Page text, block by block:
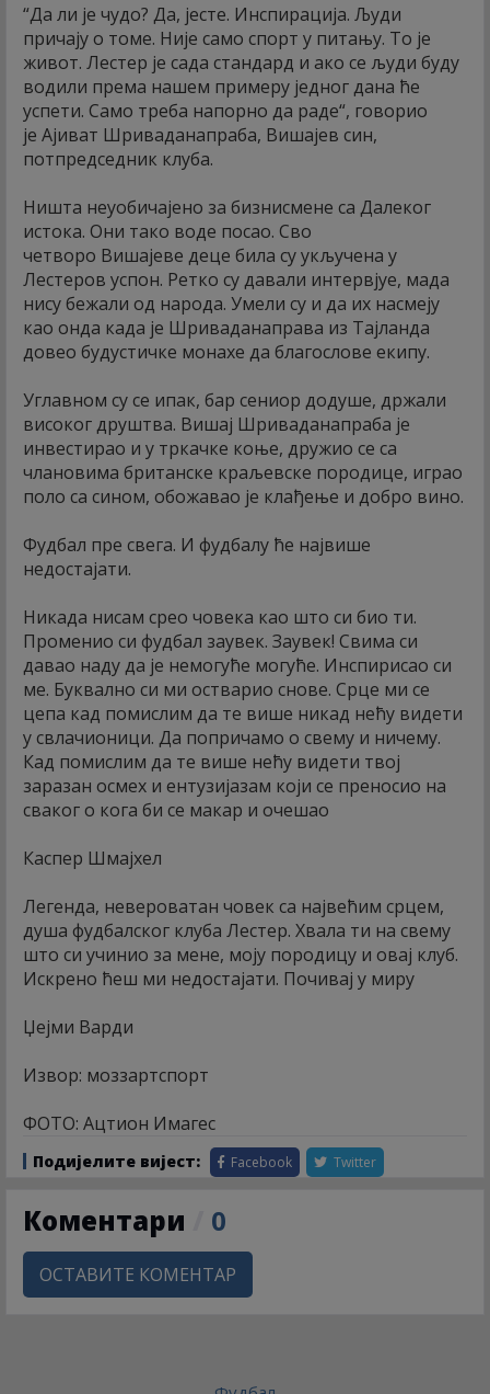
“Да ли је чудо? Да, јесте. Инспирација. Људи
причају о томе. Није само спорт у питању. То је
живот. Лестер је сада стандард и ако се људи буду
водили према нашем примеру једног дана ће
успети. Само треба напорно да раде“, говорио
је Ајиват Шриваданапраба, Вишајев син,
потпредседник клуба.
Ништа неуобичајено за бизнисмене са Далеког
истока. Они тако воде посао. Сво
четворо Вишајеве деце била су укључена у
Лестеров успон. Ретко су давали интервјуе, мада
нису бежали од народа. Умели су и да их насмеју
као онда када је Шриваданаправа из Тајланда
довео будустичке монахе да благослове екипу.
Углавном су се ипак, бар сениор додуше, држали
високог друштва. Вишај Шриваданапраба је
инвестирао и у тркачке коње, дружио се са
члановима британске краљевске породице, играо
поло са сином, обожавао је клађење и добро вино.
Фудбал пре свега. И фудбалу ће највише
недостајати.
Никада нисам срео човека као што си био ти.
Променио си фудбал заувек. Заувек! Свима си
давао наду да је немогуће могуће. Инспирисао си
ме. Буквално си ми остварио снове. Срце ми се
цепа кад помислим да те више никад нећу видети
у свлачионици. Да попричамо о свему и ничему.
Кад помислим да те више нећу видети твој
заразан осмех и ентузијазам који се преносио на
сваког о кога би се макар и очешао
Каспер Шмајхел
Легенда, невероватан човек са највећим срцем,
душа фудбалског клуба Лестер. Хвала ти на свему
што си учинио за мене, моју породицу и овај клуб.
Искрено ћеш ми недостајати. Почивај у миру
Џејми Варди
Извор: моззартспорт
ФОТО: Ацтион Имагес
Подијелите вијест: Facebook Twitter
Коментари 0
ОСТАВИТЕ КОМЕНТАР